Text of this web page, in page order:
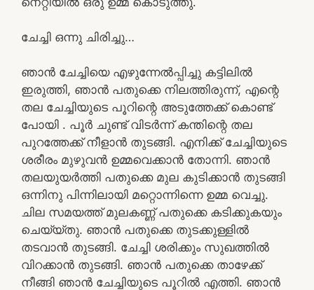
ചേച്ചി ഒന്നു ചിരിച്ചു…
ഞാൻ ചേച്ചിയെ എഴുന്നേൽപ്പിച്ചു കട്ടിലിൽ
ഇരുത്തി, ഞാൻ പതുക്കെ നിലത്തിരുന്ന്, എന്റെ
തല ചേച്ചിയുടെ പൂറിന്റെ അടുത്തേക്ക് കൊണ്ട്
പോയി . പൂർ ചുണ്ട് വിടർന്ന് കന്തിന്റെ തല
പുറത്തേക്ക് നീളാൻ തുടങ്ങി. എനിക്ക് ചേച്ചിയുടെ
ശരീരം മുഴുവൻ ഉമ്മവെക്കാൻ തോന്നി. ഞാൻ
തലയുയർത്തി പതുക്കെ മുല കുടിക്കാൻ തുടങ്ങി
ഒന്നിനു പിന്നിലായി മറ്റൊന്നിന്നെ ഉമ്മ വെച്ചു.
ചില സമയത്ത് മുലകണ്ണ് പതുക്കെ കടിക്കുകയും
ചെയ്യ്തു. ഞാൻ പതുക്കെ തുടക്കുള്ളിൽ
തടവാൻ തുടങ്ങി. ചേച്ചി ശരിക്കും സുഖത്തിൽ
വിറക്കാൻ തുടങ്ങി. ഞാൻ പതുക്കെ താഴേക്ക്
നീങ്ങി ഞാൻ ചേച്ചിയുടെ പൂറിൽ എത്തി. ഞാൻ